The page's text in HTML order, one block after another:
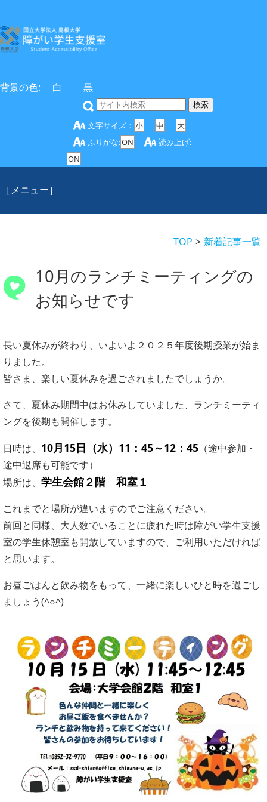
背景の色: 白 黒
文字サイズ： 小 中
大
ふりがな:ON
読み上げ:
ON
［メニュー］
TOP 新着記事一覧
10月のランチミーティングの
お知らせです
長い夏休みが終わり、いよいよ２０２５年度後期授業が始ま
りました。
皆さま、楽しい夏休みを過ごされましたでしょうか。
さて、夏休み期間中はお休みしていました、ランチミーティ
ングを後期も開催します。
日時は、 10月15日（水）11：45～12：45 （途中参加・
途中退席も可能です）
場所は、 学生会館２階 和室１
これまでと場所が違いますのでご注意ください。
前回と同様、大人数でいることに疲れた時は障がい学生支援
室の学生休憩室も開放していますので、ご利用いただければ
と思います。
お昼ごはんと飲み物をもって、一緒に楽しいひと時を過ごし
ましょう(^○^)